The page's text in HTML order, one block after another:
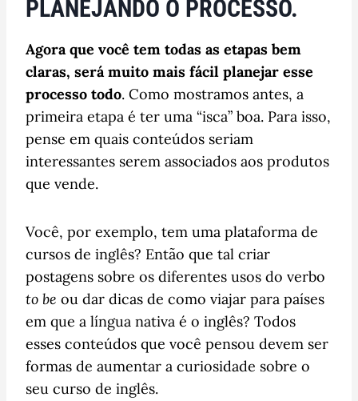
PLANEJANDO O PROCESSO.
Agora que você tem todas as etapas bem
claras, será muito mais fácil planejar esse
processo todo. Como mostramos antes, a
primeira etapa é ter uma “isca” boa. Para isso,
pense em quais conteúdos seriam
interessantes serem associados aos produtos
que vende.
Você, por exemplo, tem uma plataforma de
cursos de inglês? Então que tal criar
postagens sobre os diferentes usos do verbo
to be ou dar dicas de como viajar para países
em que a língua nativa é o inglês? Todos
esses conteúdos que você pensou devem ser
formas de aumentar a curiosidade sobre o
seu curso de inglês.